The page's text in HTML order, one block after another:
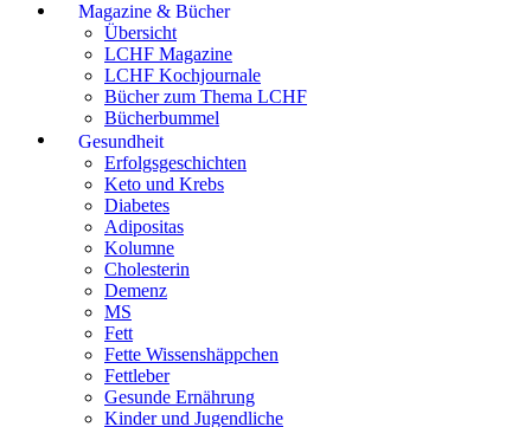
Magazine & Bücher
Übersicht
LCHF Magazine
LCHF Kochjournale
Bücher zum Thema LCHF
Bücherbummel
Gesundheit
Erfolgsgeschichten
Keto und Krebs
Diabetes
Adipositas
Kolumne
Cholesterin
Demenz
MS
Fett
Fette Wissenshäppchen
Fettleber
Gesunde Ernährung
Kinder und Jugendliche